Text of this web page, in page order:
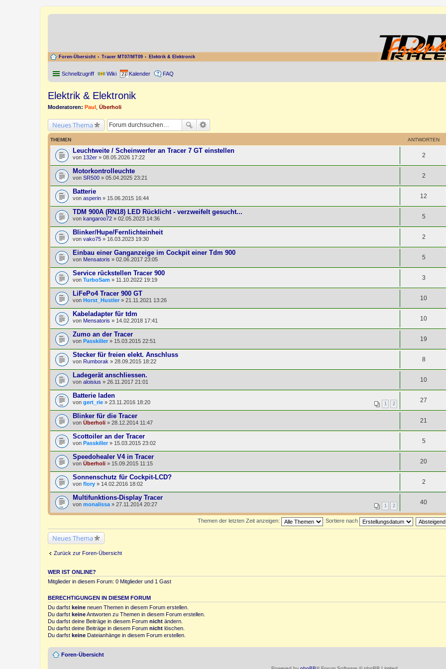
Foren-Übersicht Tracer MT07/MT09 Elektrik & Elektronik
Schnellzugriff Wiki Kalender FAQ
Elektrik & Elektronik
Moderatoren: Paul Überholi
Neues Thema
THEMEN ANTWORTEN
Leuchtweite / Scheinwerfer an Tracer 7 GT einstellen
von 132er » 08.05.2026 17:22 2
Motorkontrolleuchte
von SR500 » 05.04.2025 23:21 2
Batterie
von asperin » 15.06.2015 16:44 12
TDM 900A (RN18) LED Rücklicht - verzweifelt gesucht...
von kangaroo72 » 02.05.2023 14:36 5
Blinker/Hupe/Fernlichteinheit
von vako75 » 16.03.2023 19:30 2
Einbau einer Ganganzeige im Cockpit einer Tdm 900
von Mensatoris » 02.06.2017 23:05 5
Service rückstellen Tracer 900
von TurboSam » 11.10.2022 19:19 3
LiFePo4 Tracer 900 GT
von Horst_Hustler » 21.11.2021 13:26 10
Kabeladapter für tdm
von Mensatoris » 14.02.2018 17:41 10
Zumo an der Tracer
von Passkiller » 15.03.2015 22:51 19
Stecker für freien elekt. Anschluss
von Rumborak » 28.09.2015 18:22 8
Ladegerät anschliessen.
von aloisius » 26.11.2017 21:01 10
Batterie laden
1 2
von gert_rie » 23.11.2016 18:20 27
Blinker für die Tracer
von Überholi » 28.12.2014 11:47 21
Scottoiler an der Tracer
von Passkiller» 15.03.2015 23:02 5
Speedohealer V4 in Tracer
von Überholi » 15.09.2015 11:15 20
Sonnenschutz für Cockpit-LCD?
von flory » 14.02.2016 18:02 2
Multifunktions-Display Tracer
1 2
von monalissa » 27.11.2014 20:27 40
Themen der letzten Zeit anzeigen: Sortiere nach
Neues Thema
Zurück zur Foren-Übersicht
WER IST ONLINE?
Mitglieder in diesem Forum: 0 Mitglieder und 1 Gast
BERECHTIGUNGEN IN DIESEM FORUM
Du darfst keine neuen Themen in diesem Forum erstellen.
Du darfst keineAntworten zu Themen in diesem Forum erstellen.
Du darfst deine Beiträge in diesem Forum nicht ändern.
Du darfst deine Beiträge in diesem Forum nicht löschen.
Du darfst keine Dateianhänge in diesem Forum erstellen.
Foren-Übersicht